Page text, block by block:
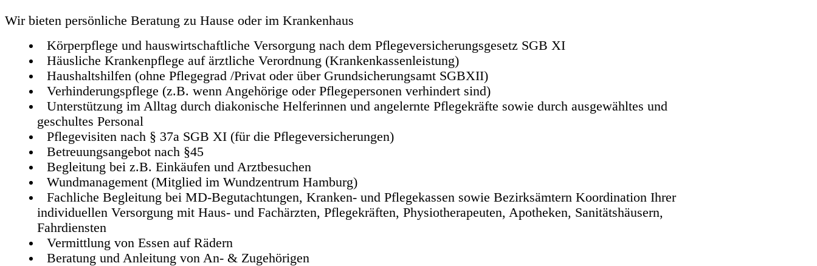
Wir bieten persönliche Beratung zu Hause oder im Krankenhaus
Körperpflege und hauswirtschaftliche Versorgung nach dem Pflegeversicherungsgesetz SGB XI
Häusliche Krankenpflege auf ärztliche Verordnung (Krankenkassenleistung)
Haushaltshilfen (ohne Pflegegrad /Privat oder über Grundsicherungsamt SGBXII)
Verhinderungspflege (z.B. wenn Angehörige oder Pflegepersonen verhindert sind)
Unterstützung im Alltag durch diakonische Helferinnen und angelernte Pflegekräfte sowie durch ausgewähltes und
geschultes Personal
Pflegevisiten nach § 37a SGB XI (für die Pflegeversicherungen)
Betreuungsangebot nach §45
Begleitung bei z.B. Einkäufen und Arztbesuchen
Wundmanagement (Mitglied im Wundzentrum Hamburg)
Fachliche Begleitung bei MD-Begutachtungen, Kranken- und Pflegekassen sowie Bezirksämtern Koordination Ihrer
individuellen Versorgung mit Haus- und Fachärzten, Pflegekräften, Physiotherapeuten, Apotheken, Sanitätshäusern,
Fahrdiensten
Vermittlung von Essen auf Rädern
Beratung und Anleitung von An- & Zugehörigen